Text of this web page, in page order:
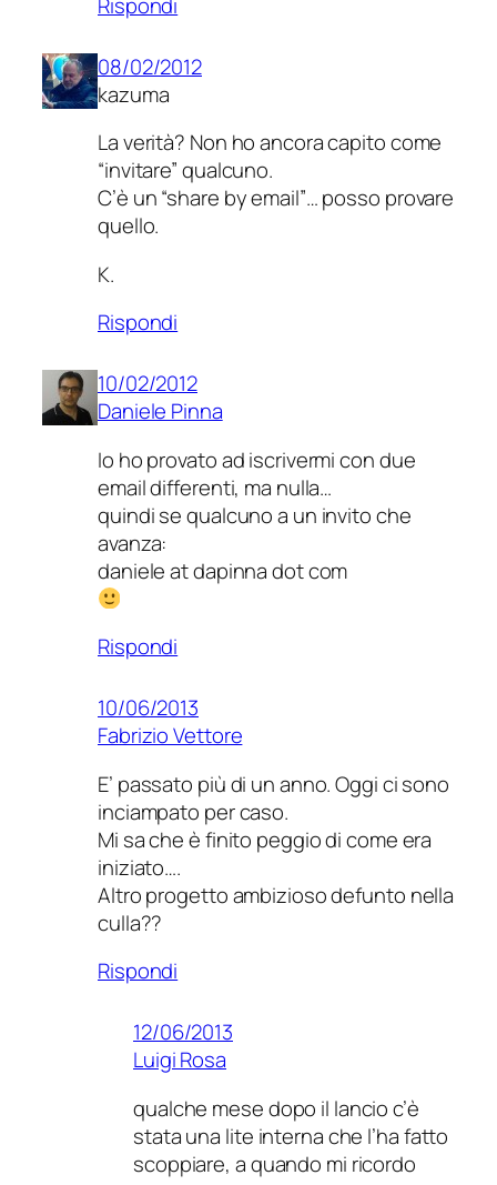
08/02/2012
kazuma
La verità? Non ho ancora capito come
“invitare” qualcuno.
C’è un “share by email”… posso provare
quello.
K.
Rispondi
10/02/2012
Daniele Pinna
Io ho provato ad iscrivermi con due
email differenti, ma nulla…
quindi se qualcuno a un invito che
avanza:
daniele at dapinna dot com
Rispondi
10/06/2013
Fabrizio Vettore
E’ passato più di un anno. Oggi ci sono
inciampato per caso.
Mi sa che è finito peggio di come era
iniziato….
Altro progetto ambizioso defunto nella
culla??
Rispondi
12/06/2013
Luigi Rosa
qualche mese dopo il lancio c’è
stata una lite interna che l’ha fatto
scoppiare, a quando mi ricordo